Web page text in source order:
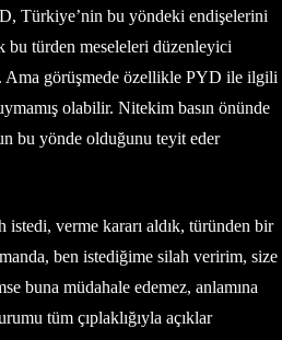
Türkiye’nin bu yöndeki endişelerini
türden meseleleri düzenleyici
Ama görüşmede özellikle PYD ile ilgili
olabilir. Nitekim basın önünde
bu yönde olduğunu teyit eder
istedi, verme kararı aldık, türünden bir
ben istediğime silah veririm, size
buna müdahale edemez, anlamına
tüm çıplaklığıyla açıklar